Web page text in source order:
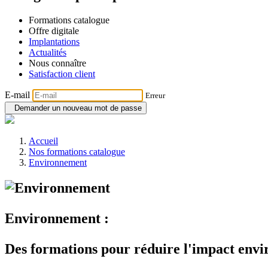
Formations catalogue
Offre digitale
Implantations
Actualités
Nous connaître
Satisfaction client
E-mail
Erreur
Demander un nouveau mot de passe
Accueil
Nos formations catalogue
Environnement
Environnement :
Des formations pour réduire l'impact